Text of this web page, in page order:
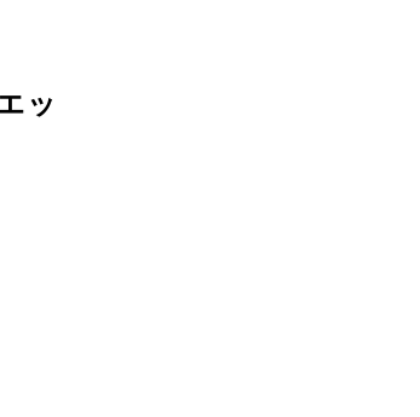
ッ